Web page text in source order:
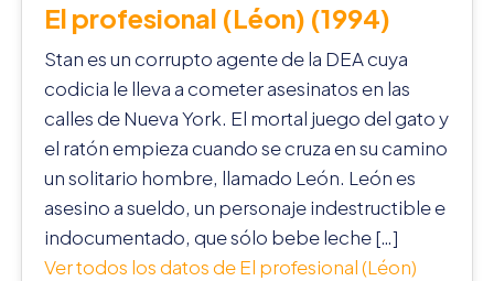
El profesional (Léon) (1994)
Stan es un corrupto agente de la DEA cuya
codicia le lleva a cometer asesinatos en las
calles de Nueva York. El mortal juego del gato y
el ratón empieza cuando se cruza en su camino
un solitario hombre, llamado León. León es
asesino a sueldo, un personaje indestructible e
indocumentado, que sólo bebe leche […]
Ver todos los datos de El profesional (Léon)